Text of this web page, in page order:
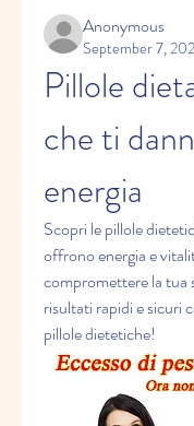
Anonymous
September 7,
Pillole
che ti
energia
Scopri le pillole
offrono energia e
compromettere la tua
risultati rapidi e sicuri
pillole dietetiche!